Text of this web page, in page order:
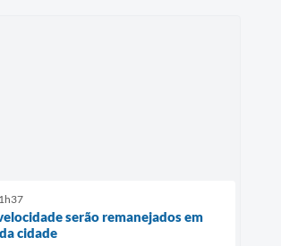
serão remanejados em
cidade